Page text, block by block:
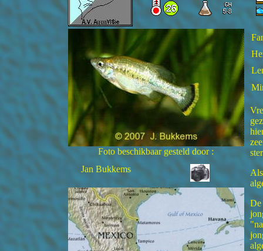
De
Foto beschikbaar gesteld door :
Jan Bukkems